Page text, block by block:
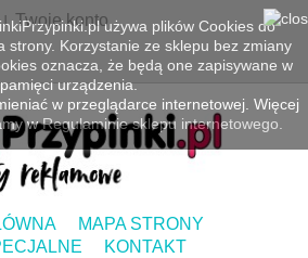
Twoje konto
MAPA STRONY
KONTAKT
używa plików Cookies do
strony. Korzystanie ze sklepu bez zmiany
oznacza, że będą one zapisywane w
pamięci urządzenia.
w przeglądarce internetowej. Więcej
wRegulaminie sklepu internetowego.